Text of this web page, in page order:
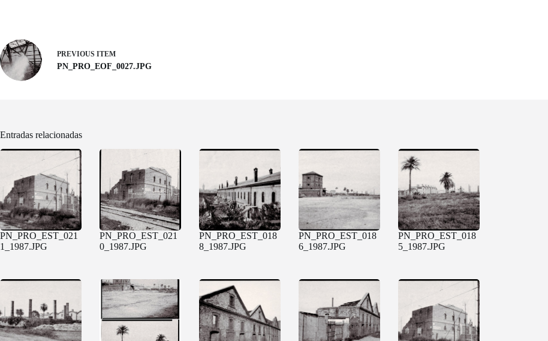
PREVIOUS ITEM
PN_PRO_EOF_0027.JPG
Entradas relacionadas
PN_PRO_EST_021
1_1987.JPG
PN_PRO_EST_021
0_1987.JPG
PN_PRO_EST_018
8_1987.JPG
PN_PRO_EST_018
6_1987.JPG
PN_PRO_EST_018
5_1987.JPG